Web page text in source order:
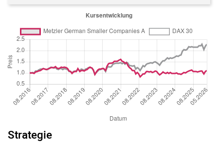
Strategie